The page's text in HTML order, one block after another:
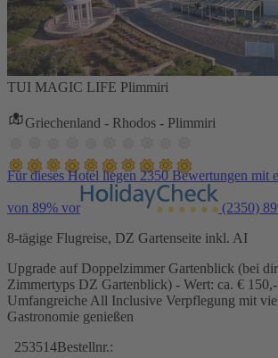
TUI MAGIC LIFE Plimmiri
Griechenland - Rhodos - Plimmiri
Für dieses Hotel liegen 2350 Bewertungen mit
von 89% vor (2350)
8-tägige Flugreise, DZ Gartenseite inkl. AI
Upgrade auf Doppelzimmer Gartenblick (bei
Zimmertyps DZ Gartenblick) - Wert: ca. €
Umfangreiche All Inclusive Verpflegung mit
Gastronomie genießen
253514Bestellnr.: